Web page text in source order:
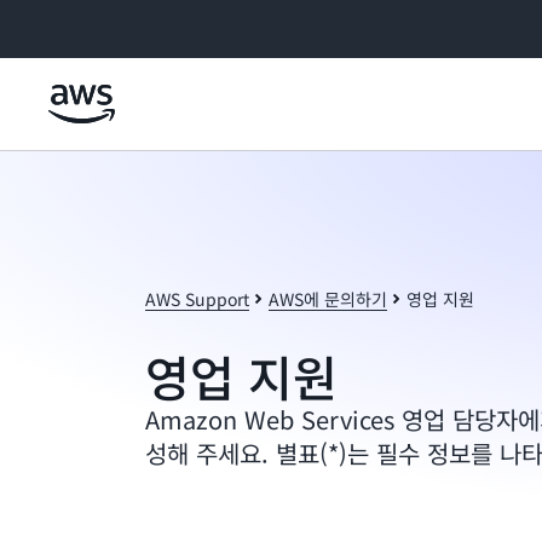
AWS Support AWS에 문의하기 영업 지원
영업 지원
Amazon Web Services 영업 담당자에
성해 주세요. 별표(*)는 필수 정보를 나